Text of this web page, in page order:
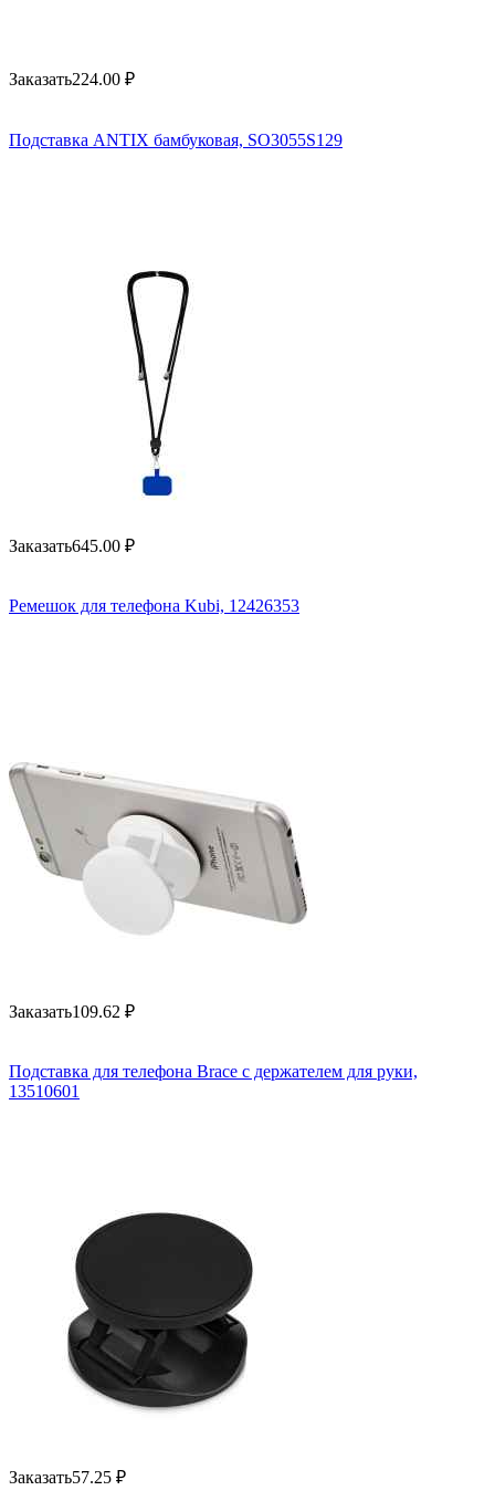
Заказать224.00 ₽
Подставка ANTIX бамбуковая, SO3055S129
Заказать645.00 ₽
Ремешок для телефона Kubi, 12426353
Заказать109.62 ₽
Подставка для телефона Brace с держателем для руки,
13510601
Заказать57.25 ₽